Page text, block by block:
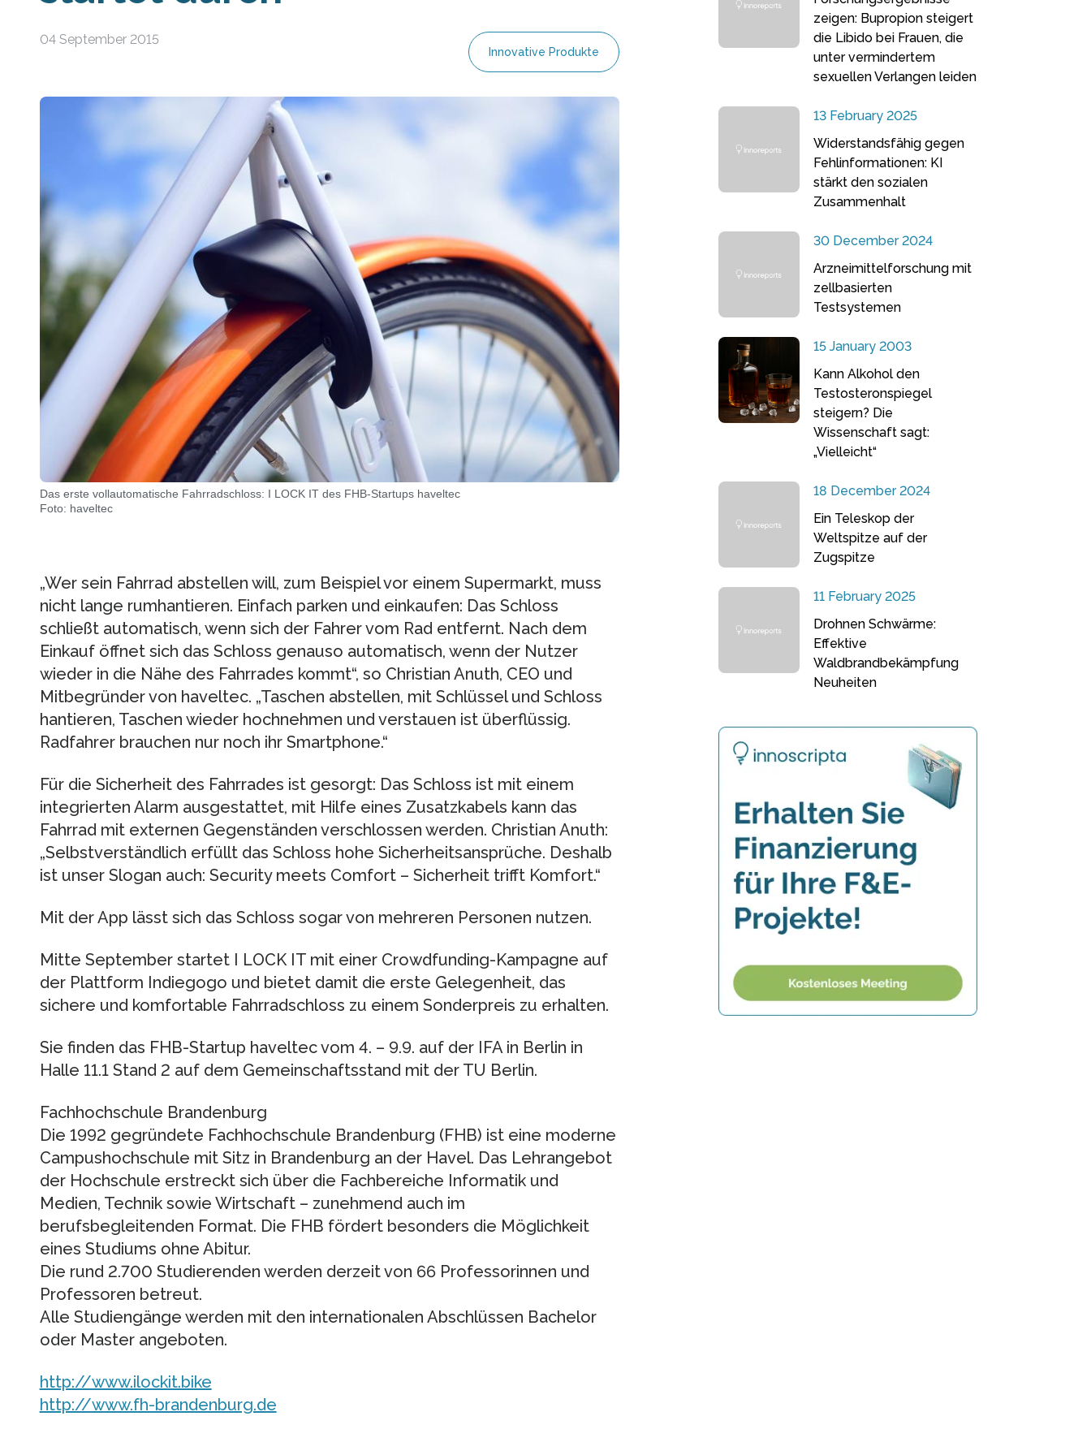
04 September 2015
Innovative Produkte
Das erste vollautomatische Fahrradschloss: I LOCK IT des FHB-Startups haveltec
Foto: haveltec
„Wer sein Fahrrad abstellen will, zum Beispiel vor einem Supermarkt, muss
nicht lange rumhantieren. Einfach parken und einkaufen: Das Schloss
schließt automatisch, wenn sich der Fahrer vom Rad entfernt. Nach dem
Einkauf öffnet sich das Schloss genauso automatisch, wenn der Nutzer
wieder in die Nähe des Fahrrades kommt“, so Christian Anuth, CEO und
Mitbegründer von haveltec. „Taschen abstellen, mit Schlüssel und Schloss
hantieren, Taschen wieder hochnehmen und verstauen ist überflüssig.
Radfahrer brauchen nur noch ihr Smartphone.“
Für die Sicherheit des Fahrrades ist gesorgt: Das Schloss ist mit einem
integrierten Alarm ausgestattet, mit Hilfe eines Zusatzkabels kann das
Fahrrad mit externen Gegenständen verschlossen werden. Christian Anuth:
„Selbstverständlich erfüllt das Schloss hohe Sicherheitsansprüche. Deshalb
ist unser Slogan auch: Security meets Comfort – Sicherheit trifft Komfort.“
Mit der App lässt sich das Schloss sogar von mehreren Personen nutzen.
Mitte September startet I LOCK IT mit einer Crowdfunding-Kampagne auf
der Plattform Indiegogo und bietet damit die erste Gelegenheit, das
sichere und komfortable Fahrradschloss zu einem Sonderpreis zu erhalten.
Sie finden das FHB-Startup haveltec vom 4. – 9.9. auf der IFA in Berlin in
Halle 11.1 Stand 2 auf dem Gemeinschaftsstand mit der TU Berlin.
Fachhochschule Brandenburg
Die 1992 gegründete Fachhochschule Brandenburg (FHB) ist eine moderne
Campushochschule mit Sitz in Brandenburg an der Havel. Das Lehrangebot
der Hochschule erstreckt sich über die Fachbereiche Informatik und
Medien, Technik sowie Wirtschaft – zunehmend auch im
berufsbegleitenden Format. Die FHB fördert besonders die Möglichkeit
eines Studiums ohne Abitur.
Die rund 2.700 Studierenden werden derzeit von 66 Professorinnen und
Professoren betreut.
Alle Studiengänge werden mit den internationalen Abschlüssen Bachelor
oder Master angeboten.
http://www.ilockit.bike
http://www.fh-brandenburg.de
zeigen: Bupropion steigert
die Libido bei Frauen, die
unter vermindertem
sexuellen Verlangen leiden
13 February 2025
Widerstandsfähig gegen
Fehlinformationen: KI
stärkt den sozialen
Zusammenhalt
30 December 2024
Arzneimittelforschung mit
zellbasierten
Testsystemen
15 January 2003
Kann Alkohol den
Testosteronspiegel
steigern? Die
Wissenschaft sagt:
„Vielleicht“
18 December 2024
Ein Teleskop der
Weltspitze auf der
Zugspitze
11 February 2025
Drohnen Schwärme:
Effektive
Waldbrandbekämpfung
Neuheiten